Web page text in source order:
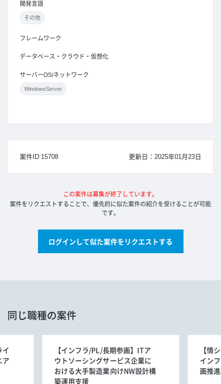
開発言語
その他
フレームワーク
データベース・クラウド・仮想化
サーバーOS/ネットワーク
WindowsServer
更新日：2025年01月23日
案件ID:15708
この案件は募集が終了しています。
案件をリクエストすることで、優先的に似た案件の紹介を受けることが可能
です。
ログインして似た案件をリクエストする
同じ職種の案件
ア
【インフラ/PL/長期参画】ITア
ウトソーシングサービス企業に
おける大手製造業向けNW設計構
築運用支援
【情
イン
画推